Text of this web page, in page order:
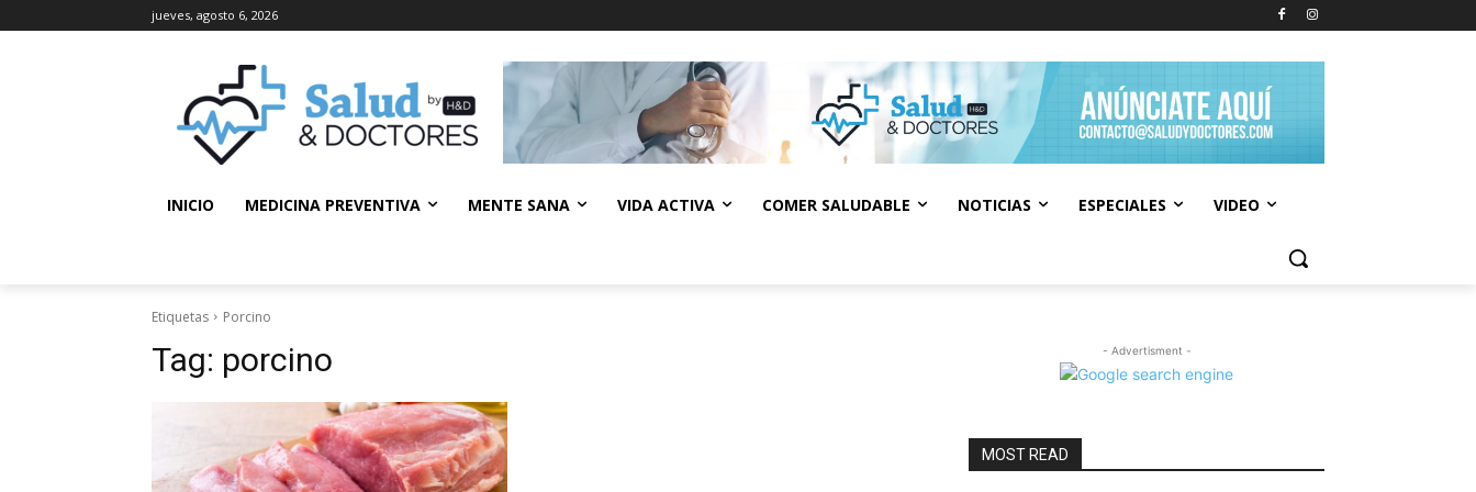
jueves, agosto 6, 2026
INICIO MEDICINA PREVENTIVA MENTE SANA VIDA ACTIVA COMER SALUDABLE NOTICIAS ESPECIALES VIDEO
Etiquetas Porcino
Tag: porcino - Advertisment -
MOST READ